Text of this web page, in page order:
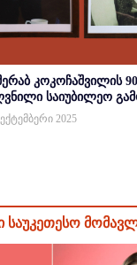
კოკოჩაშვილის
საიუბილეო
2025
საუკეთესო